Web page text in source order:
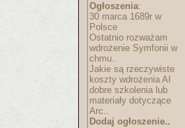
Ogłoszenia:
30 marca 1689r w
Polsce
Ostatnio rozważam
wdrożenie Symfonii w
chmu..
Jakie są rzeczywiste
koszty wdrożenia AI
dobre szkolenia lub
materiały dotyczące
Arc..
Dodaj ogłoszenie..